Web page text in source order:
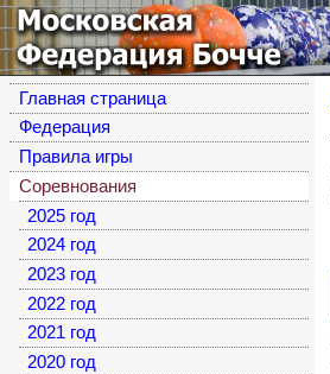
Московская
Федерация Бочче
Главная страница
Федерация
Правила игры
Соревнования
2025 год
2024 год
2023 год
2022 год
2021 год
2020 год